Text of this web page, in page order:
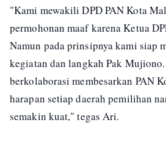
"Kami mewakili DPD PAN Kota
permohonan maaf karena Ketua
Namun pada prinsipnya kami siap
kegiatan dan langkah Pak
berkolaborasi membesarkan PAN
harapan setiap daerah pemilihan
semakin kuat," tegas Ari.